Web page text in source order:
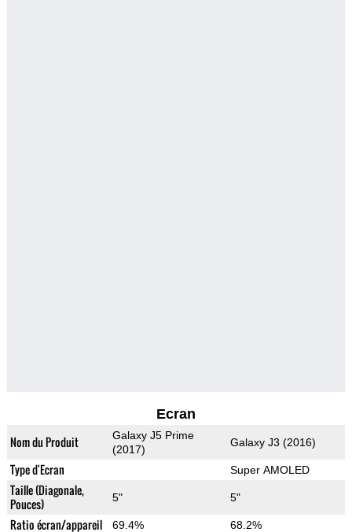
Ecran
Nom du Produit
Galaxy J5 Prime
(2017)
Galaxy J3 (2016)
Type d'Ecran Super AMOLED
Taille (Diagonale,
Pouces)
5" 5"
Ratio écran/appareil 69.4% 68.2%